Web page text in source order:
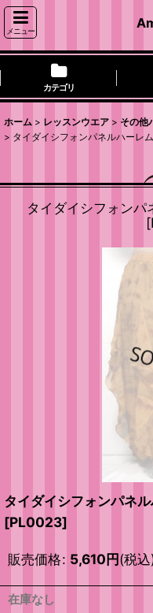
メニュー
カテゴリ
ホーム > レッスンウエア > その他
> タイダイシフォンパネルハーレ
タイダイシフォン
[
タイダイシフォンパネ
[PL0023]
販売価格: 5,610円(税込
在庫なし